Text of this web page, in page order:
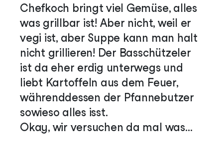
Chefkoch bringt viel Gemüse, alles
was grillbar ist! Aber nicht, weil er
vegi ist, aber Suppe kann man halt
nicht grillieren! Der Basschützeler
ist da eher erdig unterwegs und
liebt Kartoffeln aus dem Feuer,
währenddessen der Pfannebutzer
sowieso alles isst.
Okay, wir versuchen da mal was…